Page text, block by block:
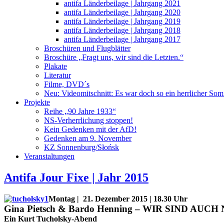
antifa Länderbeilage | Jahrgang 2021
antifa Länderbeilage | Jahrgang 2020
antifa Länderbeilage | Jahrgang 2019
antifa Länderbeilage | Jahrgang 2018
antifa Länderbeilage | Jahrgang 2017
Broschüren und Flugblätter
Broschüre „Fragt uns, wir sind die Letzten.“
Plakate
Literatur
Filme, DVD´s
Neu: Videomitschnitt: Es war doch so ein herrlicher
Projekte
Reihe „90 Jahre 1933“
NS-Verherrlichung stoppen!
Kein Gedenken mit der AfD!
Gedenken am 9. November
KZ Sonnenburg/Słońsk
Veranstaltungen
Antifa Jour Fixe | Jahr 2015
Montag | 21. Dezember 2015 | 18.30 Uhr
Gina Pietsch & Bardo Henning – WIR SIND AUCH
Ein Kurt Tucholsky-Abend